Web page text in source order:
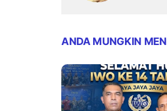
ANDA MUNGKIN